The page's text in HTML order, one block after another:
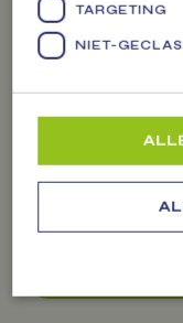
Wij geloven
zorg voor de
elke dag voor
oplossingen.
TARGETING
NIET-